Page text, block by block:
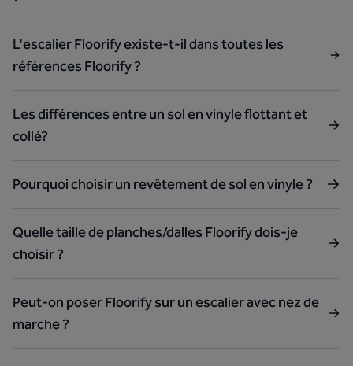
L'escalier Floorify existe-t-il dans toutes les
références Floorify ?
Les différences entre un sol en vinyle flottant et
collé?
Pourquoi choisir un revêtement de sol en vinyle ?
Quelle taille de planches/dalles Floorify dois-je
choisir ?
Peut-on poser Floorify sur un escalier avec nez de
marche ?